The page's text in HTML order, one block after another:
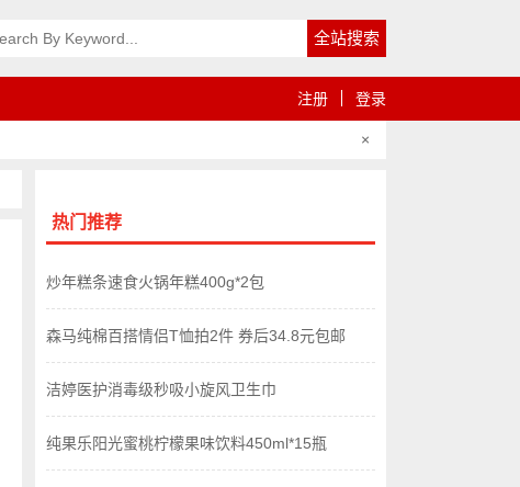
注册 登录
×
热门推荐
炒年糕条速食火锅年糕400g*2包
森马纯棉百搭情侣T恤拍2件 券后34.8元包邮
洁婷医护消毒级秒吸小旋风卫生巾
纯果乐阳光蜜桃柠檬果味饮料450ml*15瓶